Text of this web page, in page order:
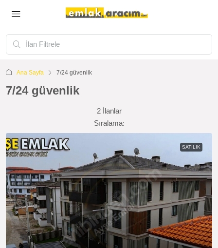
Ana Sayfa 7/24 güvenlik
7/24 güvenlik
2 İlanlar
Sıralama:
SATILIK